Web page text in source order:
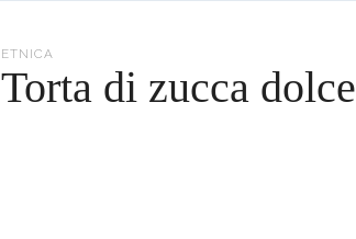
ETNICA
Torta di zucca dolce